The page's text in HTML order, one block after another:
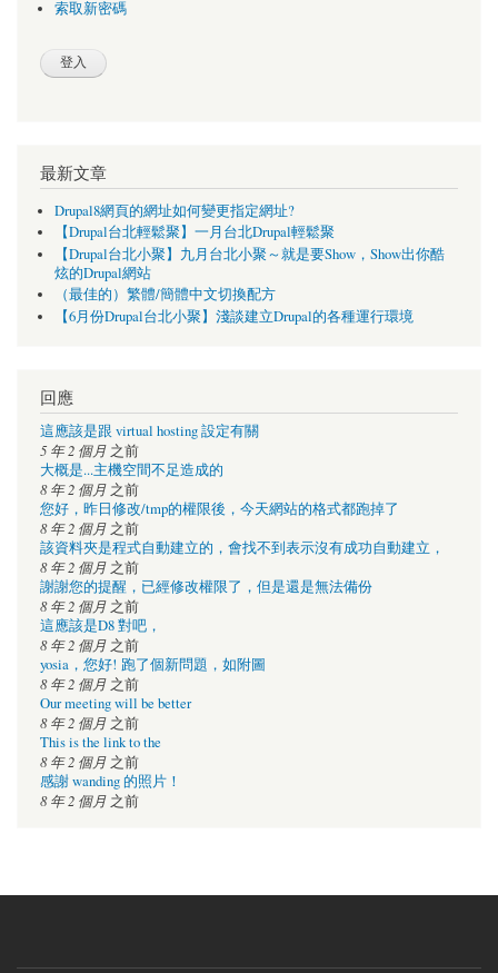
索取新密碼
最新文章
Drupal8網頁的網址如何變更指定網址?
【Drupal台北輕鬆聚】一月台北Drupal輕鬆聚
【Drupal台北小聚】九月台北小聚～就是要Show，Show出你酷
炫的Drupal網站
（最佳的）繁體/簡體中文切換配方
【6月份Drupal台北小聚】淺談建立Drupal的各種運行環境
回應
這應該是跟 virtual hosting 設定有關
5 年 2 個月 之前
大概是...主機空間不足造成的
8 年 2 個月 之前
您好，昨日修改/tmp的權限後，今天網站的格式都跑掉了
8 年 2 個月 之前
該資料夾是程式自動建立的，會找不到表示沒有成功自動建立，
8 年 2 個月 之前
謝謝您的提醒，已經修改權限了，但是還是無法備份
8 年 2 個月 之前
這應該是D8 對吧，
8 年 2 個月 之前
yosia，您好! 跑了個新問題，如附圖
8 年 2 個月 之前
Our meeting will be better
8 年 2 個月 之前
This is the link to the
8 年 2 個月 之前
感謝 wanding 的照片！
8 年 2 個月 之前